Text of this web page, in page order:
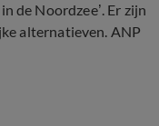
de Noordzee’. Er zijn
alternatieven. ANP